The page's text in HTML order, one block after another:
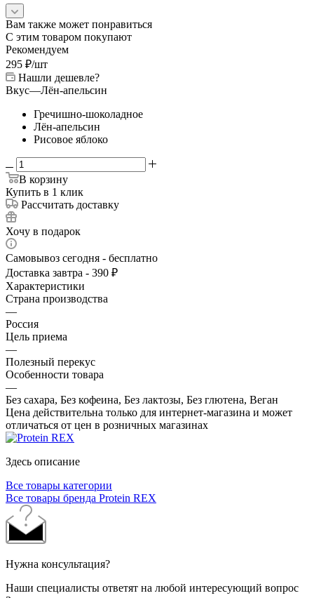
Вам также может понравиться
С этим товаром покупают
Рекомендуем
295 ₽/шт
Нашли дешевле?
Вкус—Лён-апельсин
Гречишно-шоколадное
Лён-апельсин
Рисовое яблоко
В корзину
Купить в 1 клик
Рассчитать доставку
Хочу в подарок
Самовывоз сегодня - бесплатно
Доставка завтра - 390 ₽
Характеристики
Страна производства
—
Россия
Цель приема
—
Полезный перекус
Особенности товара
—
Без сахара, Без кофеина, Без лактозы, Без глютена, Веган
Цена действительна только для интернет-магазина и может
отличаться от цен в розничных магазинах
Здесь описание
Все товары категории
Все товары бренда Protein REX
Нужна консультация?
Наши специалисты ответят на любой интересующий вопрос